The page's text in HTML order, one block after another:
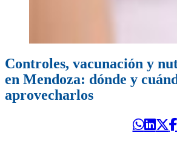
Controles, vacunación y
en Mendoza: dónde y
aprovecharlos